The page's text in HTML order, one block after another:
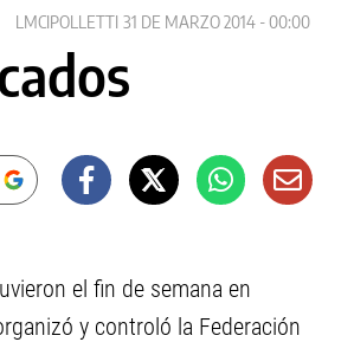
LMCIPOLLETTI 31 DE MARZO 2014 - 00:00
el fin de semana en
y controló la Federación